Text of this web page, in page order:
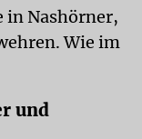
in Nashörner,
Wie im
und